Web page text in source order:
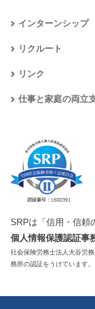
インターンシップ
リクルート
リンク
仕事と家庭の両立
SRPは「信用・信頼
個人情報保護認証事
社会保険労務士法人大谷労
務所の認証をうけています。